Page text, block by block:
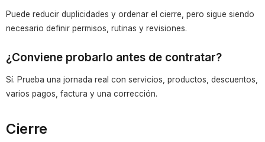
Puede reducir duplicidades y ordenar el cierre, pero sigue siendo
necesario definir permisos, rutinas y revisiones.
¿Conviene probarlo antes de contratar?
Sí. Prueba una jornada real con servicios, productos, descuentos,
varios pagos, factura y una corrección.
Cierre